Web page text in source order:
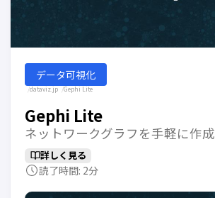
データ可視化
dataviz.jp Gephi Lite
Gephi Lite
ネットワークグラフを手軽に作成
詳しく見る
読了時間: 2分